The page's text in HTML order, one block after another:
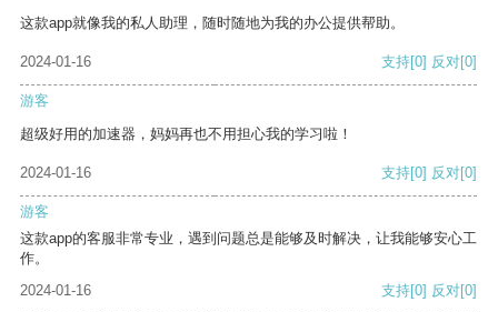
这款app就像我的私人助理，随时随地为我的办公提供帮助。
2024-01-16 支持[0] 反对[0]
游客
超级好用的加速器，妈妈再也不用担心我的学习啦！
2024-01-16 支持[0] 反对[0]
游客
这款app的客服非常专业，遇到问题总是能够及时解决，让我能够安心工
作。
2024-01-16
支持[0] 反对[0]